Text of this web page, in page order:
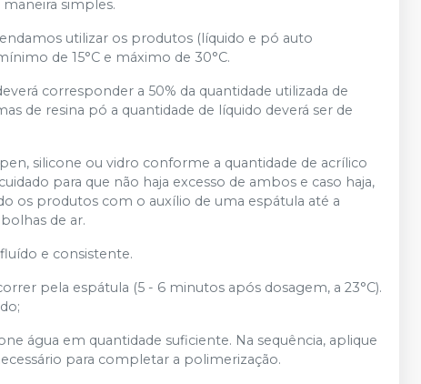
simples.
utilizar os produtos (líquido e pó auto
de 15°C e máximo de 30°C.
corresponder a 50% da quantidade utilizada de
de resina pó a quantidade de líquido deverá ser de
silicone ou vidro conforme a quantidade de acrílico
para que não haja excesso de ambos e caso haja,
os produtos com o auxílio de uma espátula até a
de ar.
e consistente.
pela espátula (5 - 6 minutos após dosagem, a 23°C).
água em quantidade suficiente. Na sequência, aplique
para completar a polimerização.